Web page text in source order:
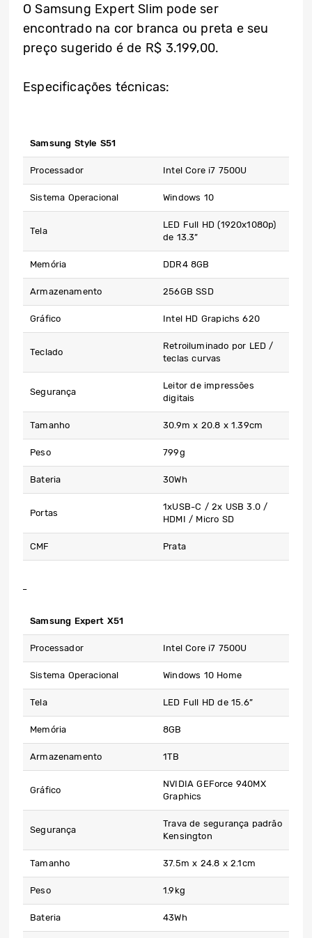
O Samsung Expert Slim pode ser
encontrado na cor branca ou preta e seu
preço sugerido é de R$ 3.199,00.
Especificações técnicas:
Samsung Style S51
Processador Intel Core i7 7500U
Sistema Operacional Windows 10
Tela
LED Full HD (1920x1080p)
de 13.3”
Memória DDR4 8GB
Armazenamento 256GB SSD
Gráfico Intel HD Grapichs 620
Teclado
Retroiluminado por LED /
teclas curvas
Segurança
Leitor de impressões
digitais
Tamanho 30.9m x 20.8 x 1.39cm
Peso 799g
Bateria 30Wh
Portas
1xUSB-C / 2x USB 3.0 /
HDMI / Micro SD
CMF Prata
Samsung Expert X51
Processador Intel Core i7 7500U
Sistema Operacional Windows 10 Home
Tela LED Full HD de 15.6”
Memória 8GB
Armazenamento 1TB
Gráfico
NVIDIA GEForce 940MX
Graphics
Segurança
Trava de segurança padrão
Kensington
Tamanho 37.5m x 24.8 x 2.1cm
Peso 1.9kg
Bateria 43Wh